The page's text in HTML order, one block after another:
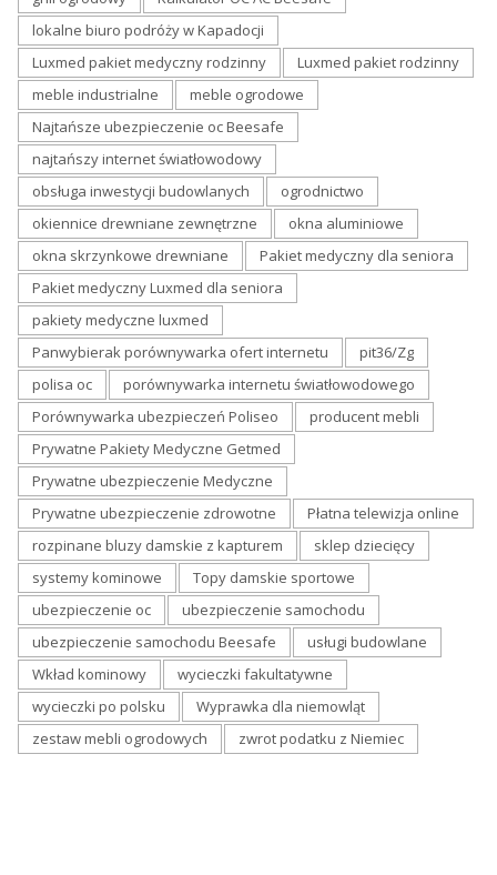
lokalne biuro podróży w Kapadocji
Luxmed pakiet medyczny rodzinny
Luxmed pakiet rodzinny
meble industrialne
meble ogrodowe
Najtańsze ubezpieczenie oc Beesafe
najtańszy internet światłowodowy
obsługa inwestycji budowlanych
ogrodnictwo
okiennice drewniane zewnętrzne
okna aluminiowe
okna skrzynkowe drewniane
Pakiet medyczny dla seniora
Pakiet medyczny Luxmed dla seniora
pakiety medyczne luxmed
Panwybierak porównywarka ofert internetu
pit36/Zg
polisa oc
porównywarka internetu światłowodowego
Porównywarka ubezpieczeń Poliseo
producent mebli
Prywatne Pakiety Medyczne Getmed
Prywatne ubezpieczenie Medyczne
Prywatne ubezpieczenie zdrowotne
Płatna telewizja online
rozpinane bluzy damskie z kapturem
sklep dziecięcy
systemy kominowe
Topy damskie sportowe
ubezpieczenie oc
ubezpieczenie samochodu
ubezpieczenie samochodu Beesafe
usługi budowlane
Wkład kominowy
wycieczki fakultatywne
wycieczki po polsku
Wyprawka dla niemowląt
zestaw mebli ogrodowych
zwrot podatku z Niemiec